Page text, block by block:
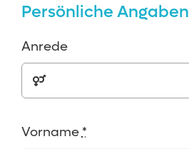
Persönliche Angaben
Anrede
Vorname*